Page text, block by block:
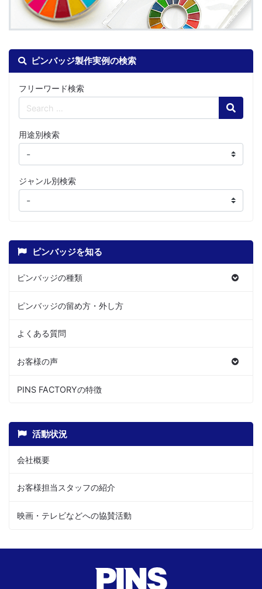
ピンバッジ製作実例の検索
フリーワード検索
Search
用途別検索
ジャンル別検索
ピンバッジを知る
ピンバッジの種類
ピンバッジの留め方・外し方
よくある質問
お客様の声
PINS FACTORYの特徴
活動状況
会社概要
お客様担当スタッフの紹介
映画・テレビなどへの協賛活動